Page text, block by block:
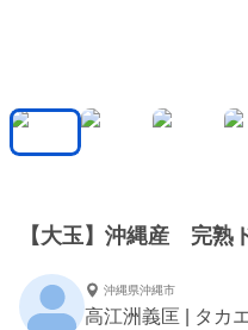
【大玉】沖縄産 完熟
沖縄県沖縄市
高江洲義匡 | タカ